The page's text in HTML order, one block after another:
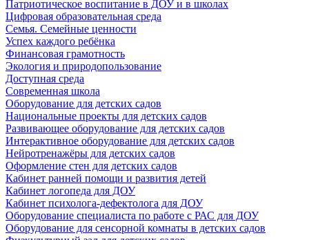
Патриотическое воспитание в ДОУ и в школах
Цифровая образовательная среда
Семья. Семейные ценности
Успех каждого ребёнка
Финансовая грамотность
Экология и природопользование
Доступная среда
Современная школа
Оборудование для детских садов
Национальные проекты для детских садов
Развивающее оборудование для детских садов
Интерактивное оборудование для детских садов
Нейротренажёры для детских садов
Оформление стен для детских садов
Кабинет ранней помощи и развития детей
Кабинет логопеда для ДОУ
Кабинет психолога-дефектолога для ДОУ
Оборудование специалиста по работе с РАС для ДОУ
Оборудование для сенсорной комнаты в детских садов